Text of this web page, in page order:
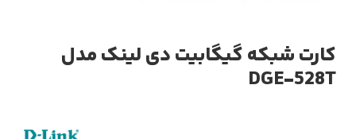
کارت شبکه گیگابیت دی لینک مدل
DGE‑528T